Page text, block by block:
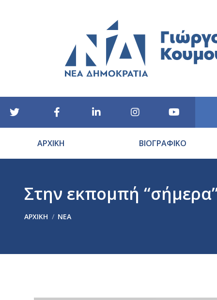
ΑΡΧΙΚΗ ΒΙΟΓΡΑΦΙΚΟ
Στην εκπομπή
ΑΡΧΙΚΉ ΝΕΑ